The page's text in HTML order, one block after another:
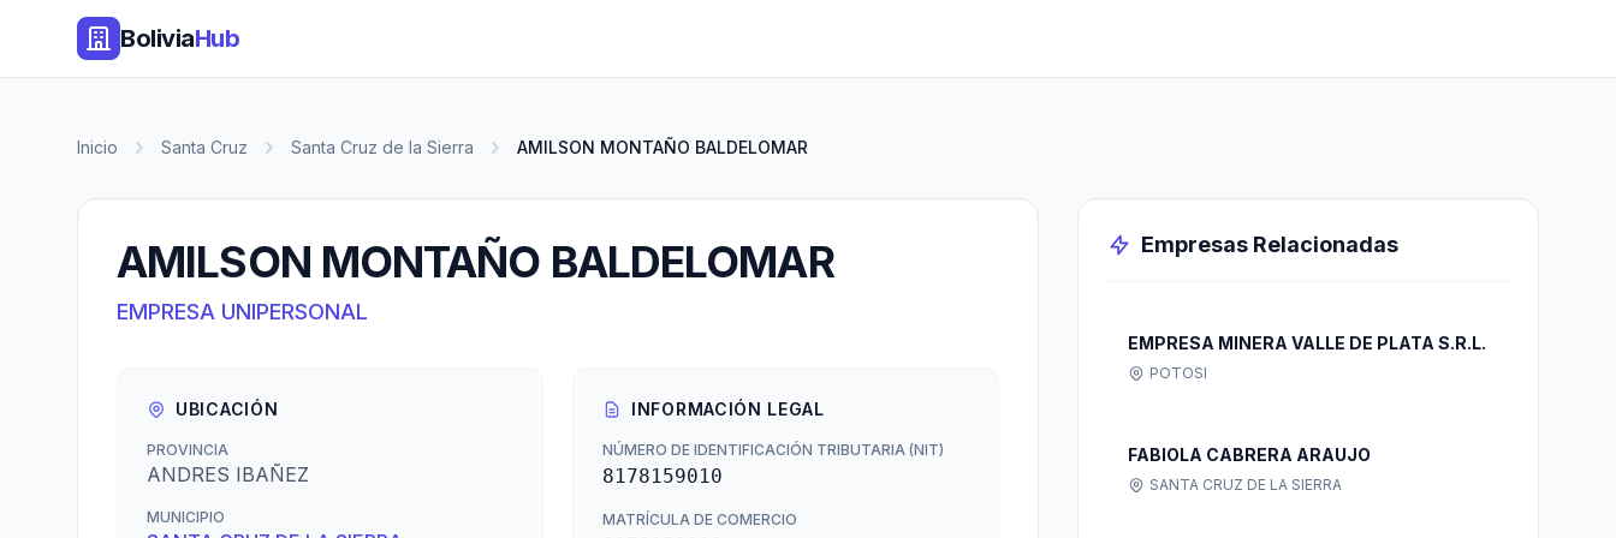
BoliviaHub
Inicio Santa Cruz Santa Cruz de la Sierra AMILSON MONTAÑO BALDELOMAR
AMILSON MONTAÑO BALDELOMAR
EMPRESA UNIPERSONAL
UBICACIÓN
PROVINCIA
ANDRES IBAÑEZ
MUNICIPIO
INFORMACIÓN LEGAL
NÚMERO DE IDENTIFICACIÓN TRIBUTARIA (NIT)
8178159010
MATRÍCULA DE COMERCIO
Empresas Relacionadas
EMPRESA MINERA VALLE DE PLATA S.R.L.
POTOSI
FABIOLA CABRERA ARAUJO
SANTA CRUZ DE LA SIERRA